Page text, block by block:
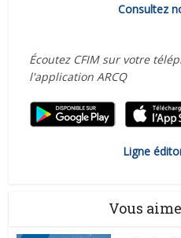
Consultez
Écoutez CFIM sur votre
l'application ARCQ
Ligne
Vous